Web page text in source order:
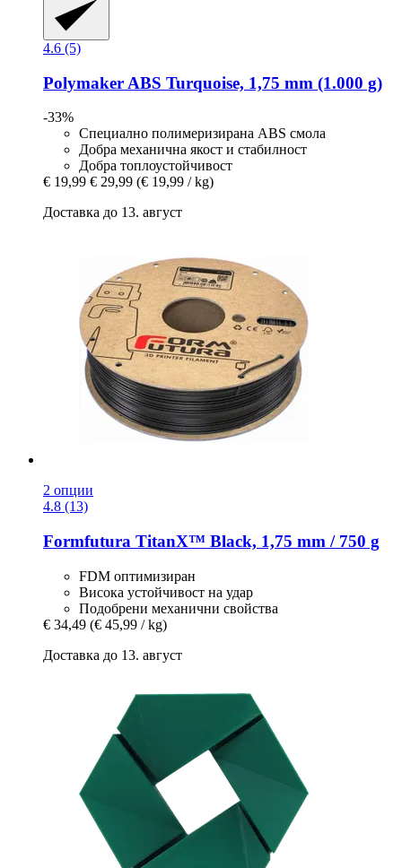
4.6 (5)
Polymaker ABS Turquoise, 1,75 mm (1.000 g)
-33%
Специално полимеризирана ABS смола
Добра механична якост и стабилност
Добра топлоустойчивост
€ 19,99 € 29,99 (€ 19,99 / kg)
Доставка до 13. август
2 опции
4.8 (13)
Formfutura TitanX™ Black, 1,75 mm / 750 g
FDM оптимизиран
Висока устойчивост на удар
Подобрени механични свойства
€ 34,49 (€ 45,99 / kg)
Доставка до 13. август